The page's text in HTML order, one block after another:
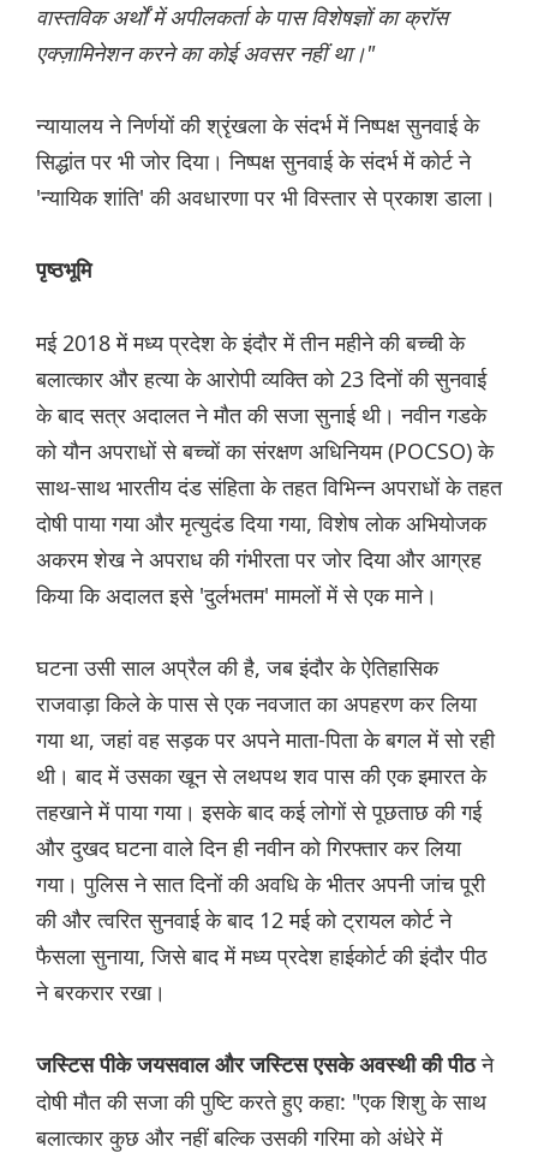
वास्तविक अर्थों में अपीलकर्ता के पास विशेषज्ञों का क्रॉस
एक्ज़ामिनेशन करने का कोई अवसर नहीं था।"
न्यायालय ने निर्णयों की श्रृंखला के संदर्भ में निष्पक्ष सुनवाई के
सिद्धांत पर भी जोर दिया। निष्पक्ष सुनवाई के संदर्भ में कोर्ट ने
'न्यायिक शांति' की अवधारणा पर भी विस्तार से प्रकाश डाला।
पृष्ठभूमि
मई 2018 में मध्य प्रदेश के इंदौर में तीन महीने की बच्ची के
बलात्कार और हत्या के आरोपी व्यक्ति को 23 दिनों की सुनवाई
के बाद सत्र अदालत ने मौत की सजा सुनाई थी। नवीन गडके
को यौन अपराधों से बच्चों का संरक्षण अधिनियम (POCSO) के
साथ-साथ भारतीय दंड संहिता के तहत विभिन्न अपराधों के तहत
दोषी पाया गया और मृत्युदंड दिया गया, विशेष लोक अभियोजक
अकरम शेख ने अपराध की गंभीरता पर जोर दिया और आग्रह
किया कि अदालत इसे 'दुर्लभतम' मामलों में से एक माने।
घटना उसी साल अप्रैल की है, जब इंदौर के ऐतिहासिक
राजवाड़ा किले के पास से एक नवजात का अपहरण कर लिया
गया था, जहां वह सड़क पर अपने माता-पिता के बगल में सो रही
थी। बाद में उसका खून से लथपथ शव पास की एक इमारत के
तहखाने में पाया गया। इसके बाद कई लोगों से पूछताछ की गई
और दुखद घटना वाले दिन ही नवीन को गिरफ्तार कर लिया
गया। पुलिस ने सात दिनों की अवधि के भीतर अपनी जांच पूरी
की और त्वरित सुनवाई के बाद 12 मई को ट्रायल कोर्ट ने
फैसला सुनाया, जिसे बाद में मध्य प्रदेश हाईकोर्ट की इंदौर पीठ
ने बरकरार रखा।
जस्टिस पीके जयसवाल और जस्टिस एसके अवस्थी की पीठने
दोषी मौत की सजा की पुष्टि करते हुए कहा: "एक शिशु के साथ
बलात्कार कुछ और नहीं बल्कि उसकी गरिमा को अंधेरे में